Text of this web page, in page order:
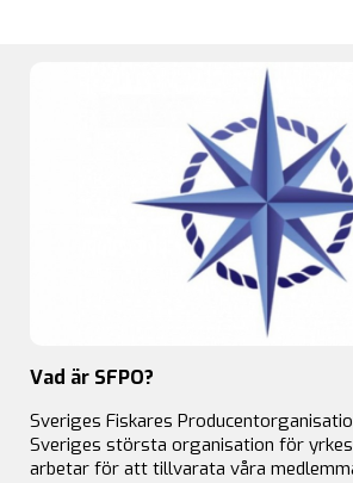
Vad är SFPO?
Sveriges Fiskares
Sveriges största organisation för
arbetar för att tillvarata våra